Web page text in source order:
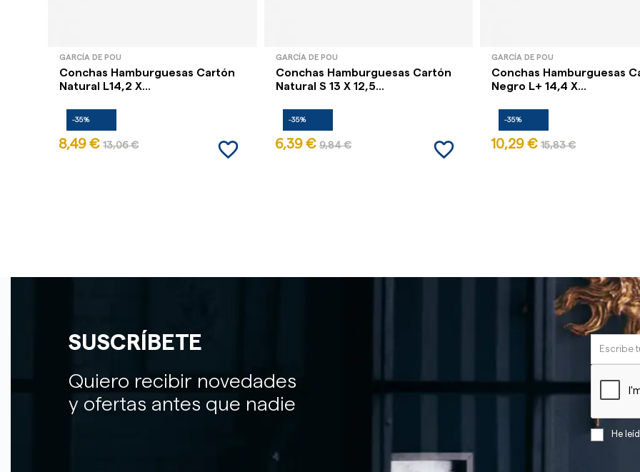
GARCÍA DE POU
Conchas Hamburguesas Cartón
Natural L14,2 X...
-35%
8,49 € 13,06 € favorite_border
GARCÍA DE POU
Conchas Hamburguesas Cartón
Natural S 13 X 12,5...
-35%
6,39 € 9,84 € favorite_border
GARCÍA DE POU
Conchas Hamburguesas
Negro L+ 14,4 X...
-35%
10,29 € 15,83 €
SUSCRÍBETE
Quiero recibir novedades
y ofertas antes que nadie
He